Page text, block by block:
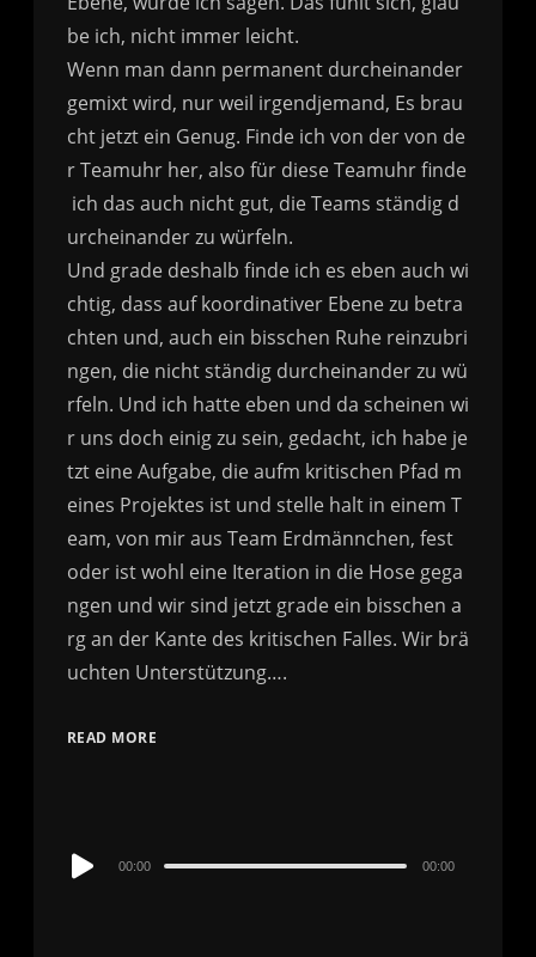
READ MORE
Audio
00:00 00:00